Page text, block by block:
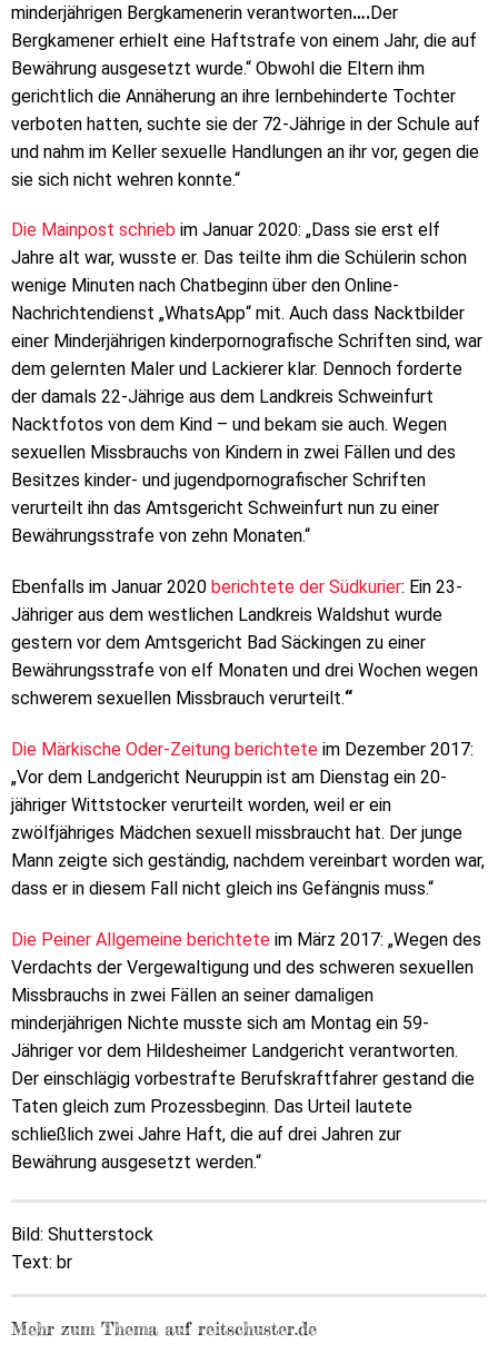
minderjährigen Bergkamenerin verantworten….Der
Bergkamener erhielt eine Haftstrafe von einem Jahr, die auf
Bewährung ausgesetzt wurde.“ Obwohl die Eltern ihm
gerichtlich die Annäherung an ihre lernbehinderte Tochter
verboten hatten, suchte sie der 72-Jährige in der Schule auf
und nahm im Keller sexuelle Handlungen an ihr vor, gegen die
sie sich nicht wehren konnte.“
Die Mainpost schrieb im Januar 2020: „Dass sie erst elf
Jahre alt war, wusste er. Das teilte ihm die Schülerin schon
wenige Minuten nach Chatbeginn über den Online-
Nachrichtendienst „WhatsApp“ mit. Auch dass Nacktbilder
einer Minderjährigen kinderpornografische Schriften sind, war
dem gelernten Maler und Lackierer klar. Dennoch forderte
der damals 22-Jährige aus dem Landkreis Schweinfurt
Nacktfotos von dem Kind – und bekam sie auch. Wegen
sexuellen Missbrauchs von Kindern in zwei Fällen und des
Besitzes kinder- und jugendpornografischer Schriften
verurteilt ihn das Amtsgericht Schweinfurt nun zu einer
Bewährungsstrafe von zehn Monaten.“
Ebenfalls im Januar 2020 berichtete der Südkurier: Ein 23-
Jähriger aus dem westlichen Landkreis Waldshut wurde
gestern vor dem Amtsgericht Bad Säckingen zu einer
Bewährungsstrafe von elf Monaten und drei Wochen wegen
schwerem sexuellen Missbrauch verurteilt.“
Die Märkische Oder-Zeitung berichtete im Dezember 2017:
„Vor dem Landgericht Neuruppin ist am Dienstag ein 20-
jähriger Wittstocker verurteilt worden, weil er ein
zwölfjähriges Mädchen sexuell missbraucht hat. Der junge
Mann zeigte sich geständig, nachdem vereinbart worden war,
dass er in diesem Fall nicht gleich ins Gefängnis muss.“
Die Peiner Allgemeine berichtete im März 2017: „Wegen des
Verdachts der Vergewaltigung und des schweren sexuellen
Missbrauchs in zwei Fällen an seiner damaligen
minderjährigen Nichte musste sich am Montag ein 59-
Jähriger vor dem Hildesheimer Landgericht verantworten.
Der einschlägig vorbestrafte Berufskraftfahrer gestand die
Taten gleich zum Prozessbeginn. Das Urteil lautete
schließlich zwei Jahre Haft, die auf drei Jahren zur
Bewährung ausgesetzt werden.“
Bild: Shutterstock
Text: br
Mehr zum Thema auf reitschuster.de